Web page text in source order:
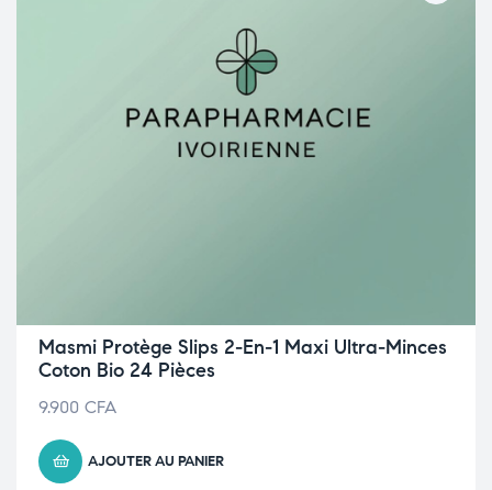
Masmi Protège Slips 2-En-1 Maxi Ultra-Minces
Coton Bio 24 Pièces
9.900 CFA
AJOUTER AU PANIER